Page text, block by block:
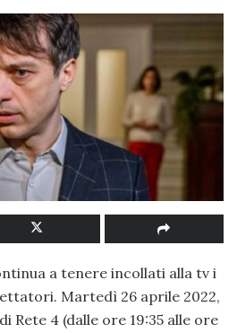
a tenere incollati alla tv i
Martedì 26 aprile 2022,
Rete 4 (dalle ore 19:35 alle ore